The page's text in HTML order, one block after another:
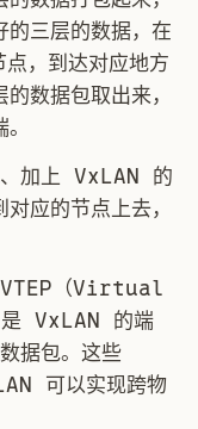
三层的数据，在
，到达对应地方
数据包取出来，
加上 VxLAN 的
应的节点上去，
VTEP（Virtual
VxLAN 的端
据包。这些
可以实现跨物